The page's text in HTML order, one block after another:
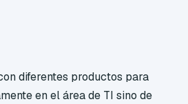
diferentes productos para
en el área de TI sino de